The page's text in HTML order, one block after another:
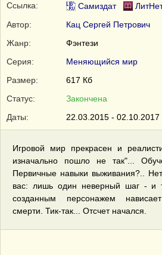
Ссылка: Самиздат
Автор:
Кац Сергей Петрович
Жанр:
Фэнтези
Серия:
Меняющийся мир
Размер:
617 Кб
Статус:
Закончена
Даты:
22.03.2015 - 02.10.2017
Игровой мир прекрасен и
изначально пошло не так"...
Первичные навыки выживания?..
вас: лишь один неверный шаг - и
созданным персонажем
смерти. Тик-так... Отсчет начался.